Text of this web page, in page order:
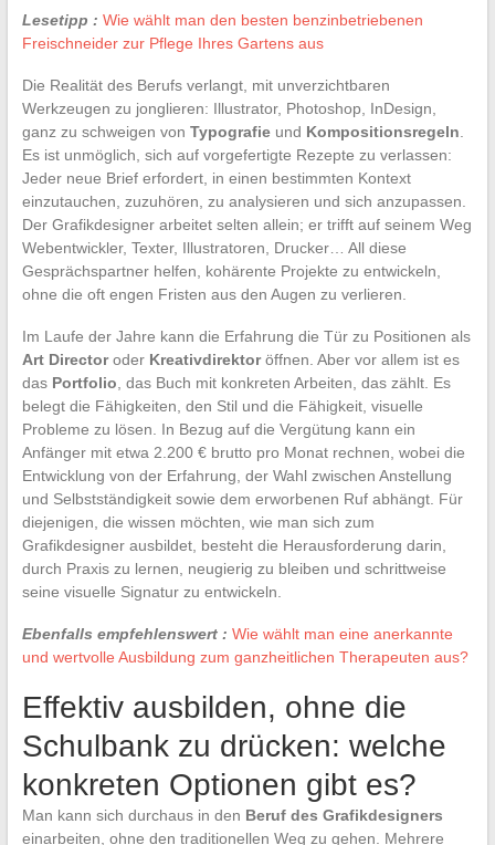
Lesetipp : Wie wählt man den besten benzinbetriebenen
Freischneider zur Pflege Ihres Gartens aus
Die Realität des Berufs verlangt, mit unverzichtbaren
Werkzeugen zu jonglieren: Illustrator, Photoshop, InDesign,
ganz zu schweigen von Typografieund Kompositionsregeln
Es ist unmöglich, sich auf vorgefertigte Rezepte zu verlassen:
Jeder neue Brief erfordert, in einen bestimmten Kontext
einzutauchen, zuzuhören, zu analysieren und sich anzupassen.
Der Grafikdesigner arbeitet selten allein; er trifft auf seinem Weg
Webentwickler, Texter, Illustratoren, Drucker… All diese
Gesprächspartner helfen, kohärente Projekte zu entwickeln,
ohne die oft engen Fristen aus den Augen zu verlieren.
Im Laufe der Jahre kann die Erfahrung die Tür zu Positionen als
Art Directoroder Kreativdirektoröffnen. Aber vor allem ist es
das Portfolio , das Buch mit konkreten Arbeiten, das zählt. Es
belegt die Fähigkeiten, den Stil und die Fähigkeit, visuelle
Probleme zu lösen. In Bezug auf die Vergütung kann ein
Anfänger mit etwa 2.200 € brutto pro Monat rechnen, wobei die
Entwicklung von der Erfahrung, der Wahl zwischen Anstellung
und Selbstständigkeit sowie dem erworbenen Ruf abhängt. Für
diejenigen, die wissen möchten, wie man sich zum
Grafikdesigner ausbildet, besteht die Herausforderung darin,
durch Praxis zu lernen, neugierig zu bleiben und schrittweise
seine visuelle Signatur zu entwickeln.
Ebenfalls empfehlenswert : Wie wählt man eine anerkannte
und wertvolle Ausbildung zum ganzheitlichen Therapeuten aus?
Effektiv ausbilden, ohne die
Schulbank zu drücken: welche
konkreten Optionen gibt es?
Man kann sich durchaus in den Beruf des Grafikdesigners
einarbeiten, ohne den traditionellen Weg zu gehen. Mehrere